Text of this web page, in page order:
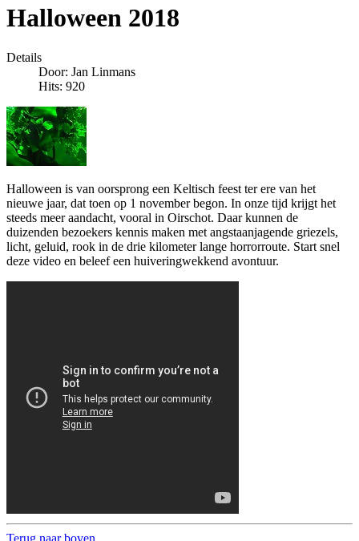
Halloween 2018
Details
Door: Jan Linmans
Hits: 920
Halloween is van oorsprong een Keltisch feest ter ere van het
nieuwe jaar, dat toen op 1 november begon. In onze tijd krijgt het
steeds meer aandacht, vooral in Oirschot. Daar kunnen de
duizenden bezoekers kennis maken met angstaanjagende griezels,
licht, geluid, rook in de drie kilometer lange horrorroute. Start snel
deze video en beleef een huiveringwekkend avontuur.
Terug naar boven